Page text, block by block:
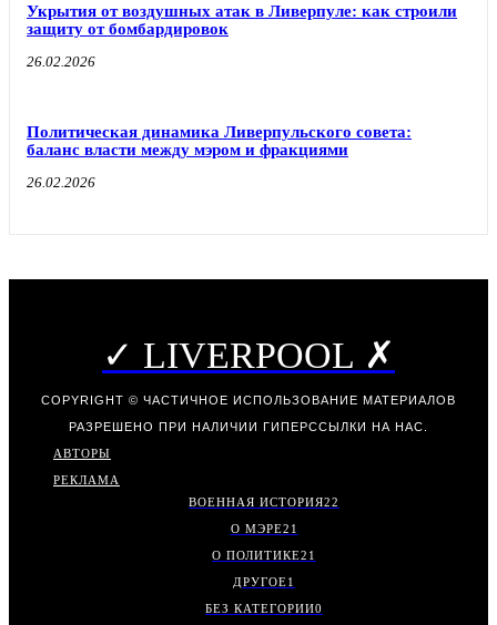
Укрытия от воздушных атак в Ливерпуле: как строили
защиту от бомбардировок
26.02.2026
Политическая динамика Ливерпульского совета:
баланс власти между мэром и фракциями
26.02.2026
✓ LIVERPOOL ✗
COPYRIGHT © ЧАСТИЧНОЕ ИСПОЛЬЗОВАНИЕ МАТЕРИАЛОВ
РАЗРЕШЕНО ПРИ НАЛИЧИИ ГИПЕРССЫЛКИ НА НАС.
АВТОРЫ
РЕКЛАМА
ВОЕННАЯ ИСТОРИЯ22
О МЭРЕ21
О ПОЛИТИКЕ21
ДРУГОЕ1
БЕЗ КАТЕГОРИИ0